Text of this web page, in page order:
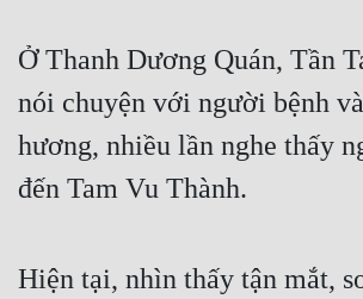
Ngự Thú
Truyện Nam
Truyện Nữ
Vô Địch Lưu
Ở Thanh Dương Quán, Tần
nói chuyện với người bệnh
hương, nhiều lần nghe thấy
đến Tam Vu Thành.
Hiện tại, nhìn thấy tận mắt,